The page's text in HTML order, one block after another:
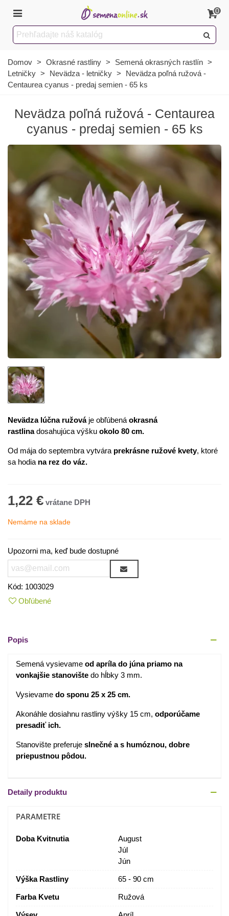
0
Domov > Okrasné rastliny > Semená okrasných rastlín >
Letničky > Nevädza - letničky >
Nevädza poľná ružová -
Centaurea cyanus - predaj semien - 65 ks
Nevädza poľná ružová - Centaurea
cyanus - predaj semien - 65 ks
Nevädza lúčna ružováje obľúbená okrasná
rastlinadosahujúca výšku okolo 80 cm.
Od mája do septembra vytvára prekrásne ružové kvety, ktoré
sa hodia na rez do váz.
1,22 €
Nemáme na sklade
Upozorni ma, keď bude dostupné
Kód: 1003029
Obľúbené
Popis
Semená vysievame od apríla do júna priamo na
vonkajšie stanovište do hĺbky 3 mm.
Vysievame do sponu 25 x 25 cm.
Akonáhle dosiahnu rastliny výšky 15 cm, odporúčame
presadiť ich.
Stanovište preferuje slnečné a s humóznou, dobre
priepustnou pôdou.
Detaily produktu
PARAMETRE
Doba Kvitnutia
August
Júl
Jún
Výška Rastliny 65 - 90 cm
Farba Kvetu Ružová